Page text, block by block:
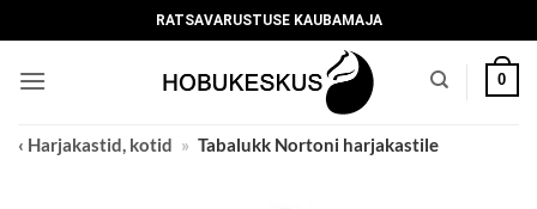
to
content
RATSAVARUSTUSE KAUBAMAJA
0
‹ Harjakastid, kotid » Tabalukk Nortoni harjakastile